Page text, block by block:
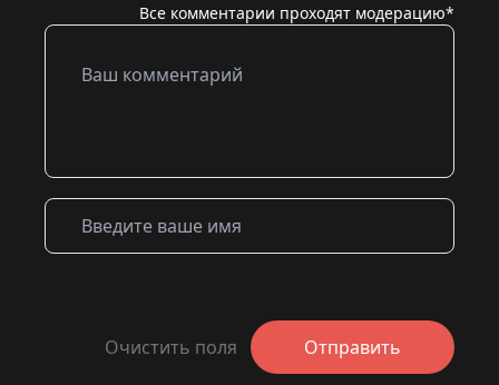
Все комментарии проходят модерацию*
Очистить поля Отправить